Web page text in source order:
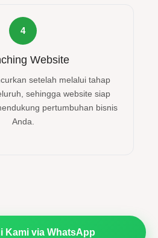
4
Website
setelah melalui tahap
sehingga website siap
pertumbuhan bisnis
Anda.
Kami via WhatsApp